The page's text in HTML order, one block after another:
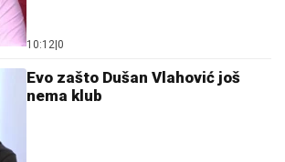
10:12 0
Evo zašto Dušan Vlahović još
nema klub